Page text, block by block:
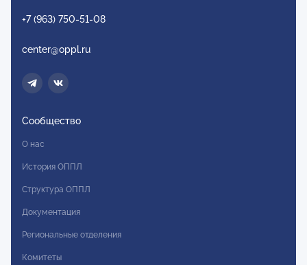
+7 (963) 750-51-08
center@oppl.ru
Сообщество
О нас
История ОППЛ
Структура ОППЛ
Документация
Региональные отделения
Комитеты